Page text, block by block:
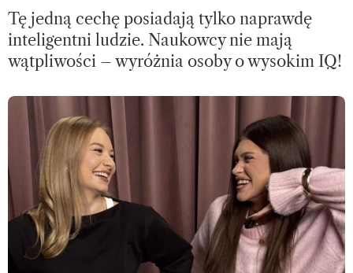
Tę jedną cechę posiadają tylko naprawdę
inteligentni ludzie. Naukowcy nie mają
wątpliwości – wyróżnia osoby o wysokim IQ!